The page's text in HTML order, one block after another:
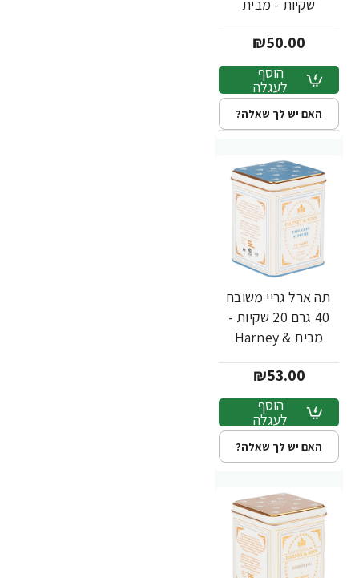
שקיות - מבית
₪50.00
הוסף
לעגלה
האם יש לך שאלה?
תה ארל גריי משובח
40 גרם 20 שקיות -
מבית Harney &
₪53.00
הוסף
לעגלה
האם יש לך שאלה?